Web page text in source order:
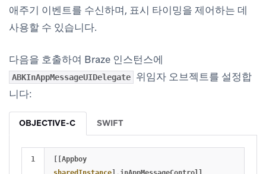
애주기 이벤트를 수신하며, 표시 타이밍을 제어하는 데
사용할 수 있습니다.
다음을 호출하여 Braze 인스턴스에
ABKInAppMessageUIDelegate
위임자 오브젝트를 설정합
니다:
OBJECTIVE-C SWIFT
[[Appboy